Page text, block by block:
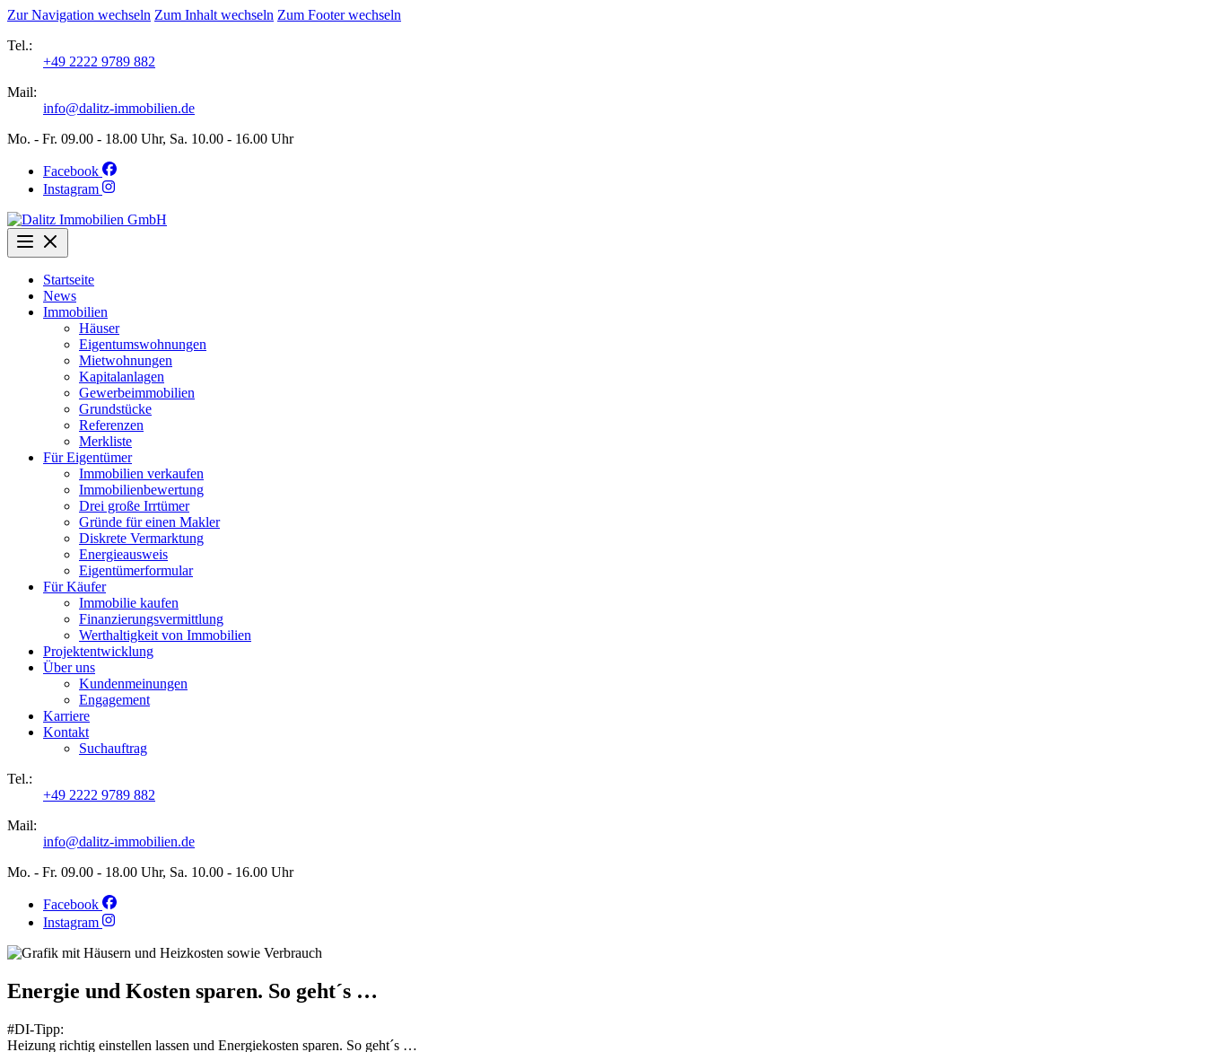
Zur Navigation wechseln Zum Inhalt wechseln Zum Footer wechseln
Tel.:
+49 2222 9789 882
Mail:
info@dalitz-immobilien.de
Mo. - Fr. 09.00 - 18.00 Uhr, Sa. 10.00 - 16.00 Uhr
Facebook
Instagram
Startseite
News
Immobilien
Häuser
Eigentumswohnungen
Mietwohnungen
Kapitalanlagen
Gewerbeimmobilien
Grundstücke
Referenzen
Merkliste
Für Eigentümer
Immobilien verkaufen
Immobilienbewertung
Drei große Irrtümer
Gründe für einen Makler
Diskrete Vermarktung
Energieausweis
Eigentümerformular
Für Käufer
Immobilie kaufen
Finanzierungsvermittlung
Werthaltigkeit von Immobilien
Projektentwicklung
Über uns
Kundenmeinungen
Engagement
Karriere
Kontakt
Suchauftrag
Tel.:
+49 2222 9789 882
Mail:
info@dalitz-immobilien.de
Mo. - Fr. 09.00 - 18.00 Uhr, Sa. 10.00 - 16.00 Uhr
Facebook
Instagram
Energie und Kosten sparen. So geht´s …
#DI-Tipp:
Heizung richtig einstellen lassen und Energiekosten sparen. So geht´s …